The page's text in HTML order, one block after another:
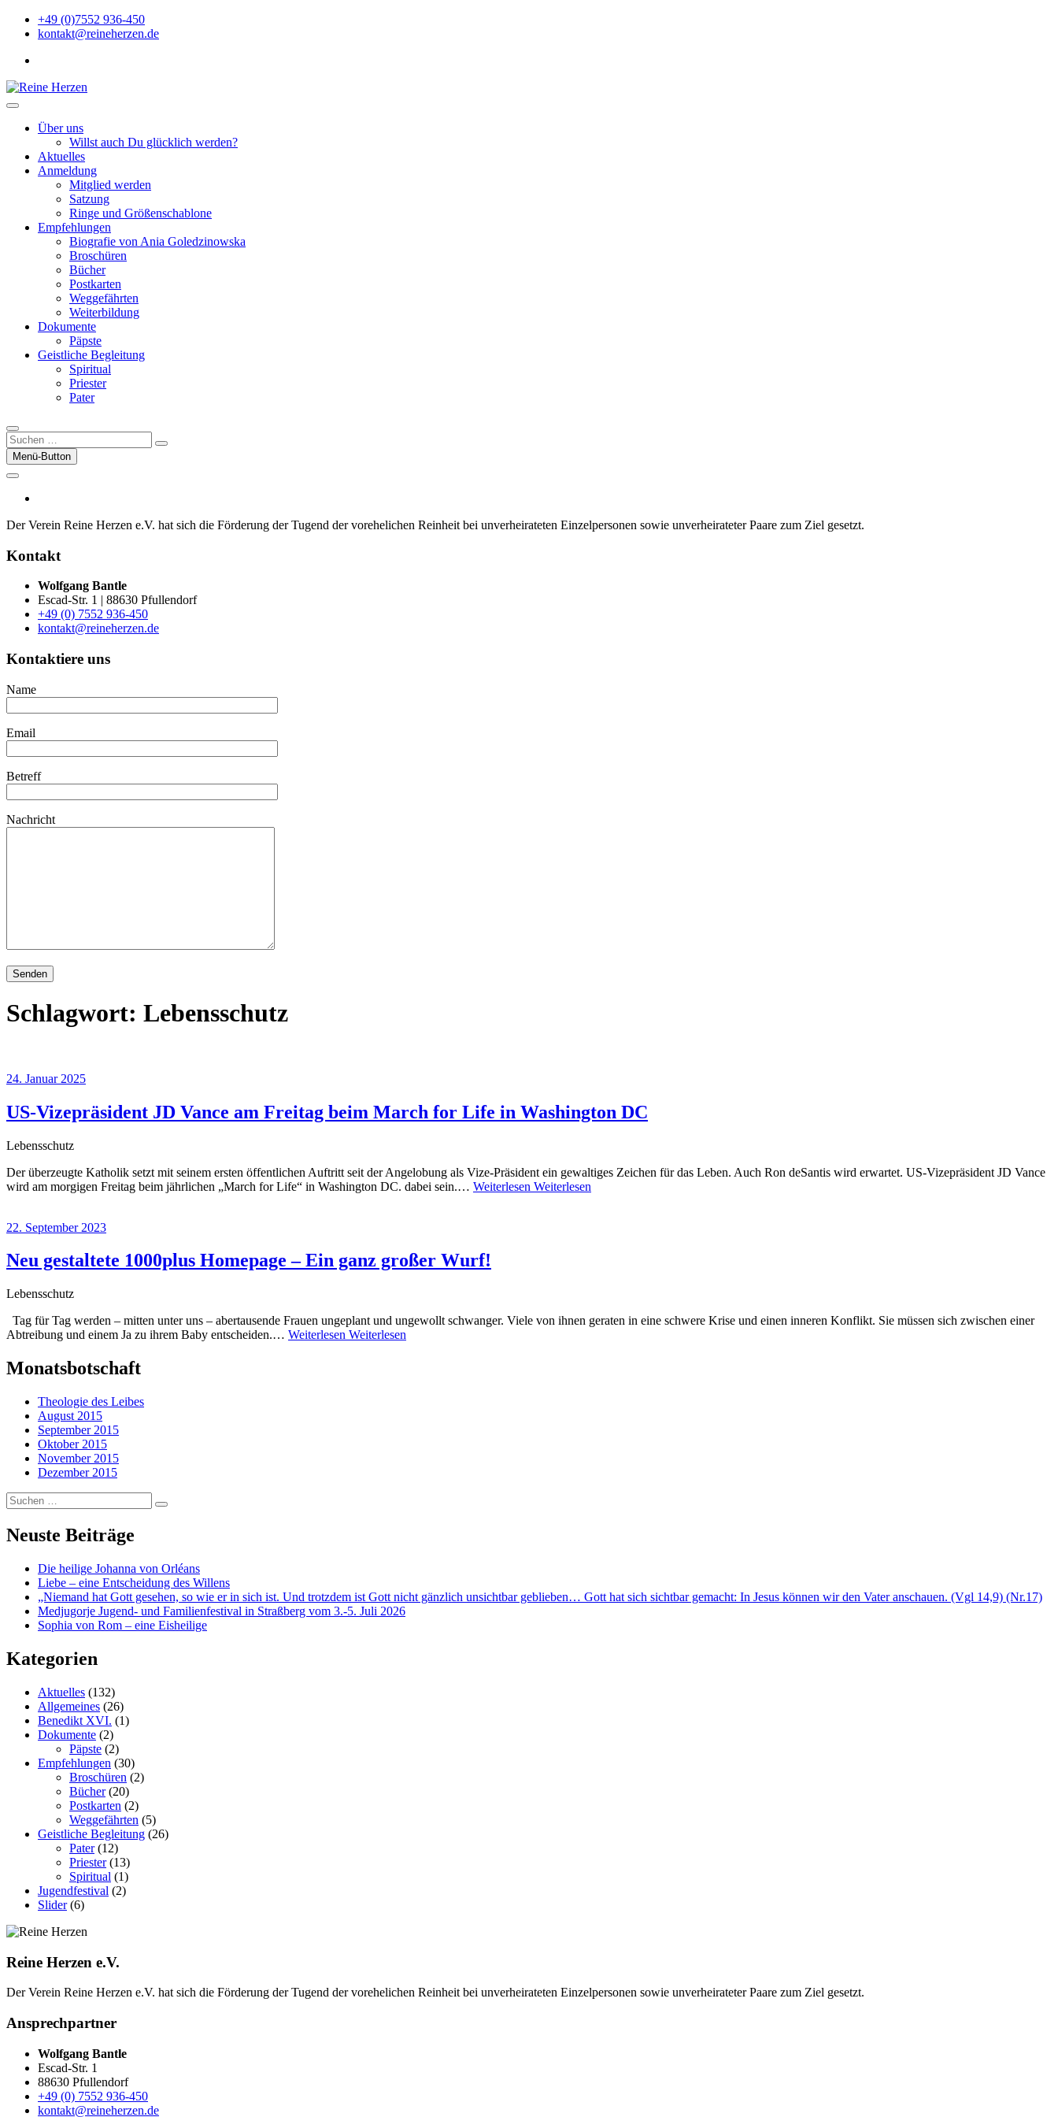
Inhalten
+49 (0)7552 936-450
kontakt@reineherzen.de
Reine Herzen
Über uns
Willst auch Du glücklich werden?
Aktuelles
Anmeldung
Mitglied werden
Satzung
Ringe und Größenschablone
Empfehlungen
Biografie von Ania Goledzinowska
Broschüren
Bücher
Postkarten
Weggefährten
Weiterbildung
Dokumente
Päpste
Geistliche Begleitung
Spiritual
Priester
Pater
Suchen
…Menü-Button
Der Verein Reine Herzen e.V. hat sich die För­der­ung der Tugend der vor­ehelichen Rein­heit bei un­ver­heirateten Einzel­per­sonen sowie un­ver­heirateter Paare zum Ziel gesetzt.
Kontakt
Wolfgang Bantle
Escad-Str. 1 | 88630 Pfullendorf
+49 (0) 7552 936-450
kontakt@reineherzen.de
Kontaktiere uns
Name
Email
Betreff
Nachricht
Schlagwort: Lebensschutz
24. Januar 2025
US-Vizepräsident JD Vance am Freitag beim March for Life in Washington DC
Lebensschutz
Der überzeugte Katholik setzt mit seinem ersten öffentlichen Auftritt seit der Angelobung als Vize-Präsident ein gewaltiges Zeichen für das Leben. Auch Ron deSantis wird erwartet. US-Vizepräsident JD Vance
wird am morgigen Freitag beim jährlichen „March for Life“ in Washington DC. dabei sein.… Weiterlesen Weiterlesen
22. September 2023
Neu gestaltete 1000plus Homepage – Ein ganz großer Wurf!
Lebensschutz
Tag für Tag werden – mitten unter uns – abertausende Frauen ungeplant und ungewollt schwanger. Viele von ihnen geraten in eine schwere Krise und einen inneren Konflikt. Sie müssen sich zwischen einer
Abtreibung und einem Ja zu ihrem Baby entscheiden.… Weiterlesen Weiterlesen
Monatsbotschaft
Theologie des Leibes
August 2015
September 2015
Oktober 2015
November 2015
Dezember 2015
Suchen
…
Neuste Beiträge
Die heilige Johanna von Orléans
Liebe – eine Entscheidung des Willens
„Niemand hat Gott gesehen, so wie er in sich ist. Und trotzdem ist Gott nicht gänzlich unsichtbar geblieben… Gott hat sich sichtbar gemacht: In Jesus können wir den Vater anschauen. (Vgl 14,9) (Nr.17)
Medjugorje Jugend- und Familienfestival in Straßberg vom 3.-5. Juli 2026
Sophia von Rom – eine Eisheilige
Kategorien
Aktuelles (132)
Allgemeines (26)
Benedikt XVI. (1)
Dokumente (2)
Päpste (2)
Empfehlungen (30)
Broschüren (2)
Bücher(20)
Postkarten (2)
Weggefährten (5)
Geistliche Begleitung (26)
Pater(12)
Priester(13)
Spiritual (1)
Jugendfestival (2)
Slider(6)
Reine Herzen e.V.
Der Verein Reine Herzen e.V. hat sich die Förderung der Tugend der vor­ehelichen Rein­heit bei un­ver­heirateten Einzel­personen sowie un­ver­heirateter Paare zum Ziel gesetzt.
Ansprechpartner
Wolfgang Bantle
Escad-Str. 1
88630 Pfullendorf
+49 (0) 7552 936-450
kontakt@reineherzen.de